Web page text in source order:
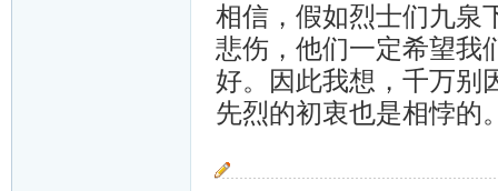
相信，假如烈士们九泉
悲伤，他们一定希望我
好。因此我想，千万别
先烈的初衷也是相悖的